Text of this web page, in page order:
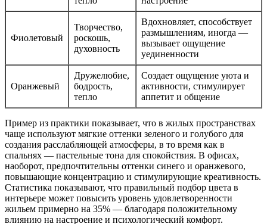
Фиолетовый
Творчество,
роскошь,
духовность
Вдохновляет, способствует
размышлениям, иногда —
вызывает ощущение
уединенности
Оранжевый
Дружелюбие,
бодрость,
тепло
Создает ощущение уюта и
активности, стимулирует
аппетит и общение
Пример из практики показывает, что в жилых пространствах
чаще используют мягкие оттенки зеленого и голубого для
создания расслабляющей атмосферы, в то время как в
спальнях — пастельные тона для спокойствия. В офисах,
наоборот, предпочтительны оттенки синего и оранжевого,
повышающие концентрацию и стимулирующие креативность.
Статистика показывают, что правильный подбор цвета в
интерьере может повысить уровень удовлетворенности
жильем примерно на 35% — благодаря положительному
влиянию на настроение и психологический комфорт.